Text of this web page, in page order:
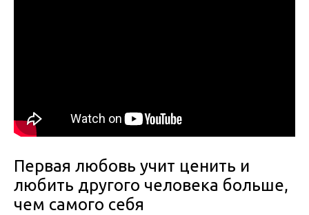
Первая любовь учит ценить и
любить другого человека больше,
чем самого себя